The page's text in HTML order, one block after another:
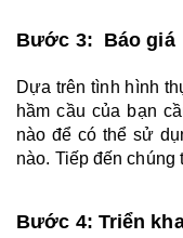
Bước 3:  Báo giá
Dựa trên tình hình
hầm cầu của bạn
nào để có thể sử
nào. Tiếp đến chúng
Bước 4: Triển